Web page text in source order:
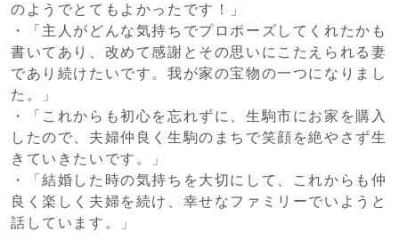
のようでとてもよかったです！」
・「主人がどんな気持ちでプロポーズしてくれたかも
書いてあり、改めて感謝とその思いにこたえられる妻
であり続けたいです。我が家の宝物の一つになりまし
た。」
・「これからも初心を忘れずに、生駒市にお家を購入
したので、夫婦仲良く生駒のまちで笑顔を絶やさず生
きていきたいです。」
・「結婚した時の気持ちを大切にして、これからも仲
良く楽しく夫婦を続け、幸せなファミリーでいようと
話しています。」